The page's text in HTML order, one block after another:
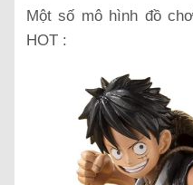
Một số mô hình đồ
HOT :